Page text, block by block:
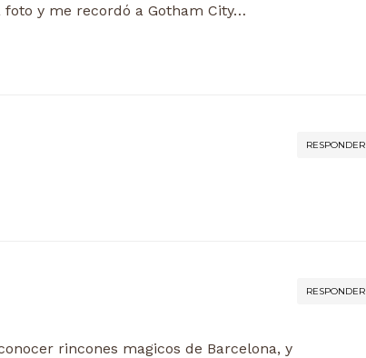
y me recordó a Gotham City…
RESPONDER
RESPONDER
rincones magicos de Barcelona, y